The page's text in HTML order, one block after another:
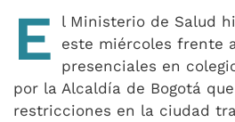
E
l Ministerio de Salud
este miércoles frente
presenciales en
por la Alcaldía de Bogotá
restricciones en la ciudad